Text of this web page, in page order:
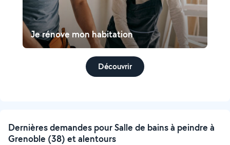
Je rénove mon habitation
Découvrir
Dernières demandes pour Salle de bains à peindre à
Grenoble (38) et alentours